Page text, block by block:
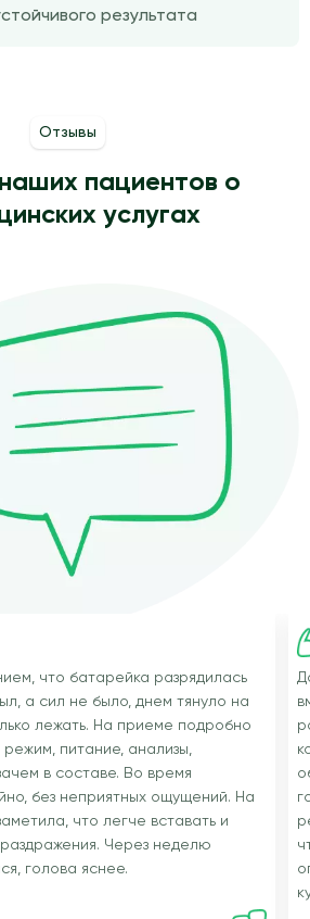
результата
Отзывы
пациентов о
услугах
что батарейка разрядилась
а сил не было, днем тянуло на
лежать. На приеме подробно
питание, анализы,
в составе. Во время
без неприятных ощущений. На
что легче вставать и
Через неделю
голова яснее.